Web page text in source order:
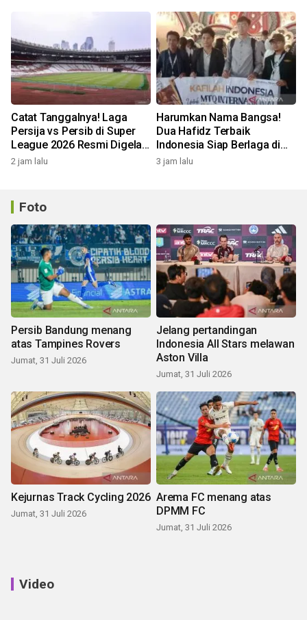
Catat Tanggalnya! Laga
Persija vs Persib di Super
League 2026 Resmi Digelar
di GBK
2 jam lalu
Harumkan Nama Bangsa!
Dua Hafidz Terbaik
Indonesia Siap Berlaga di
MTQ Internasional Maroko
3 jam lalu
Foto
Persib Bandung menang
atas Tampines Rovers
Jumat, 31 Juli 2026
Jelang pertandingan
Indonesia All Stars melawan
Aston Villa
Jumat, 31 Juli 2026
Kejurnas Track Cycling 2026
Jumat, 31 Juli 2026
Arema FC menang atas
DPMM FC
Jumat, 31 Juli 2026
Video